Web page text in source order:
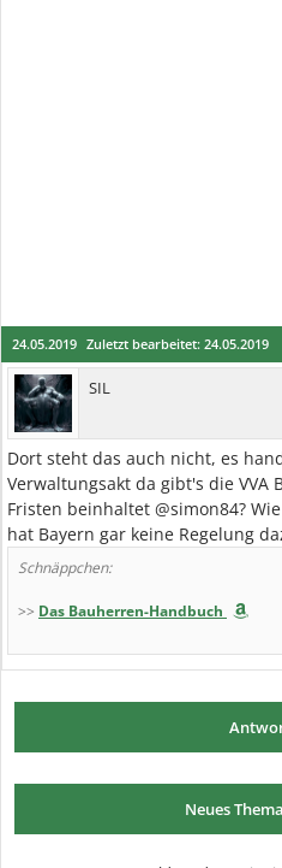
24.05.2019 Zuletzt bearbeitet: 24.05.2019
SIL
Dort steht das auch nicht, es
Verwaltungsakt da gibt's die VVA
Fristen beinhaltet @simon84?
hat Bayern gar keine Regelung
Schnäppchen:
>> Das Bauherren-Handbuch
Neues